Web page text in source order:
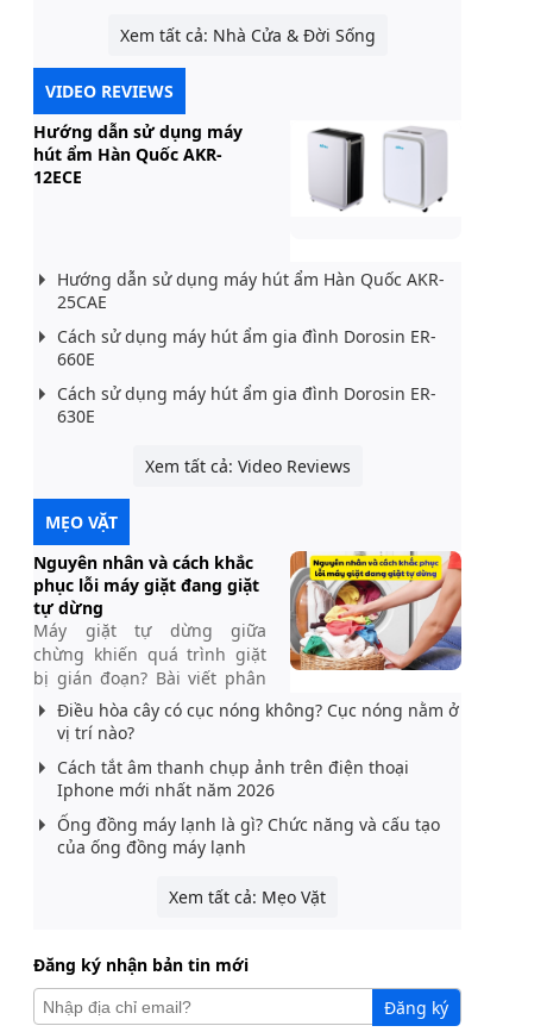
Xem tất cả: Nhà Cửa & Đời Sống
VIDEO REVIEWS
Hướng dẫn sử dụng máy
hút ẩm Hàn Quốc AKR-
12ECE
Hướng dẫn sử dụng máy hút ẩm Hàn Quốc AKR-
25CAE
Cách sử dụng máy hút ẩm gia đình Dorosin ER-
660E
Cách sử dụng máy hút ẩm gia đình Dorosin ER-
630E
Xem tất cả: Video Reviews
MẸO VẶT
Nguyên nhân và cách khắc
phục lỗi máy giặt đang giặt
tự dừng
Máy giặt tự dừng giữa
chừng khiến quá trình giặt
bị gián đoạn? Bài viết phân
tích nguyên nhân phổ biến
như nguồn điện, quá tải, lỗi
khắc phục hiệu quả, an toàn
tại nhà.
Điều hòa cây có cục nóng không? Cục nóng nằm ở
vị trí nào?
Cách tắt âm thanh chụp ảnh trên điện thoại
Iphone mới nhất năm 2026
Ống đồng máy lạnh là gì? Chức năng và cấu tạo
của ống đồng máy lạnh
Xem tất cả: Mẹo Vặt
Đăng ký nhận bản tin mới
Đăng ký